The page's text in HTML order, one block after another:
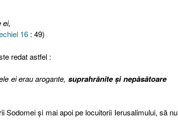
ei,
16: 49)
redat astfel :
ei erau arogante, suprahrănite și nepăsătoare
Sodomei și mai apoi pe locuitorii Ierusalimului, să nu